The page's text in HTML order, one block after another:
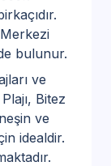
bulunur.
ve
Bitez
ve
idealdir.